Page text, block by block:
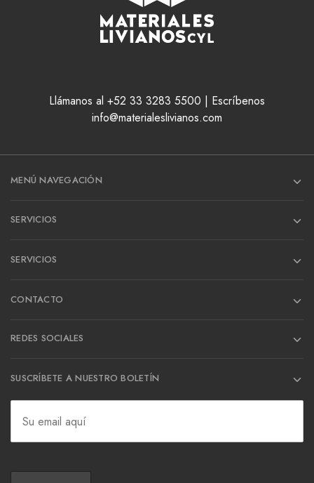
Llámanos al +52 33 3283 5500 | Escríbenos
info@materialeslivianos.com
MENÚ NAVEGACIÓN
SERVICIOS
SERVICIOS
CONTACTO
REDES SOCIALES
SUSCRÍBETE A NUESTRO BOLETÍN